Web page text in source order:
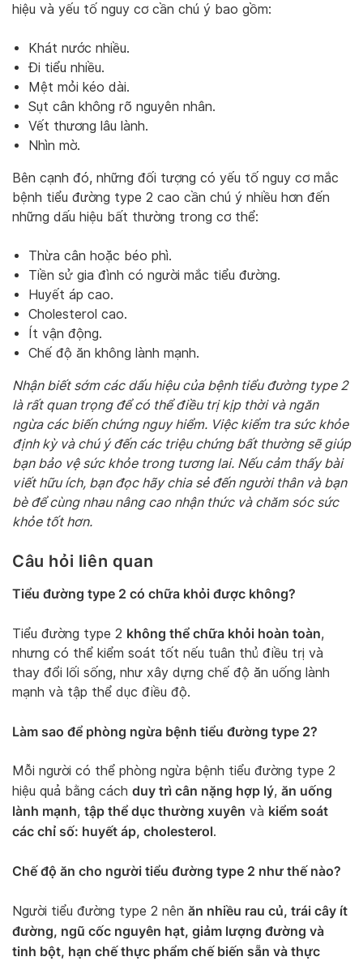
hiệu và yếu tố nguy cơ cần chú ý bao gồm:
Khát nước nhiều.
Đi tiểu nhiều.
Mệt mỏi kéo dài.
Sụt cân không rõ nguyên nhân.
Vết thương lâu lành.
Nhìn mờ.
Bên cạnh đó, những đối tượng có yếu tố nguy cơ mắc
bệnh tiểu đường type 2 cao cần chú ý nhiều hơn đến
những dấu hiệu bất thường trong cơ thể:
Thừa cân hoặc béo phì.
Tiền sử gia đình có người mắc tiểu đường.
Huyết áp cao.
Cholesterol cao.
Ít vận động.
Chế độ ăn không lành mạnh.
Nhận biết sớm các dấu hiệu của bệnh tiểu đường type 2
là rất quan trọng để có thể điều trị kịp thời và ngăn
ngừa các biến chứng nguy hiểm. Việc kiểm tra sức khỏe
định kỳ và chú ý đến các triệu chứng bất thường sẽ giúp
bạn bảo vệ sức khỏe trong tương lai. Nếu cảm thấy bài
viết hữu ích, bạn đọc hãy chia sẻ đến người thân và bạn
bè để cùng nhau nâng cao nhận thức và chăm sóc sức
khỏe tốt hơn.
Câu hỏi liên quan
Tiểu đường type 2 có chữa khỏi được không?
Tiểu đường type 2 không thể chữa khỏi hoàn toàn,
nhưng có thể kiểm soát tốt nếu tuân thủ điều trị và
thay đổi lối sống, như xây dựng chế độ ăn uống lành
mạnh và tập thể dục điều độ.
Làm sao để phòng ngừa bệnh tiểu đường type 2?
Mỗi người có thể phòng ngừa bệnh tiểu đường type 2
hiệu quả bằng cách duy trì cân nặng hợp lý, ăn uống
lành mạnh, tập thể dục thường xuyên và kiểm soát
các chỉ số: huyết áp, cholesterol.
Chế độ ăn cho người tiểu đường type 2 như thế nào?
Người tiểu đường type 2 nên ăn nhiều rau củ, trái cây ít
đường, ngũ cốc nguyên hạt, giảm lượng đường và
tinh bột, hạn chế thực phẩm chế biến sẵn và thực